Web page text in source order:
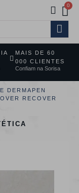
MAIS DE 60
000 CLIENTES
Confiam na Sorisa
DERMAPEN
RECOVER